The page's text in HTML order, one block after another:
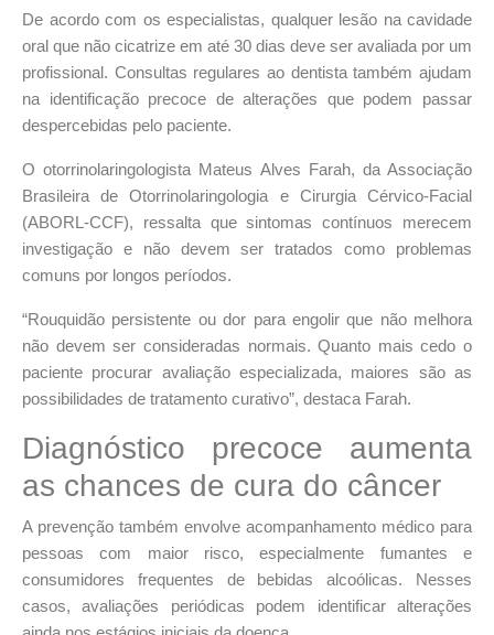
De acordo com os especialistas, qualquer lesão na cavidade
oral que não cicatrize em até 30 dias deve ser avaliada por um
profissional. Consultas regulares ao dentista também ajudam
na identificação precoce de alterações que podem passar
despercebidas pelo paciente.
O otorrinolaringologista Mateus Alves Farah, da Associação
Brasileira de Otorrinolaringologia e Cirurgia Cérvico-Facial
(ABORL-CCF), ressalta que sintomas contínuos merecem
investigação e não devem ser tratados como problemas
comuns por longos períodos.
“Rouquidão persistente ou dor para engolir que não melhora
não devem ser consideradas normais. Quanto mais cedo o
paciente procurar avaliação especializada, maiores são as
possibilidades de tratamento curativo”, destaca Farah.
Diagnóstico precoce aumenta
as chances de cura do câncer
A prevenção também envolve acompanhamento médico para
pessoas com maior risco, especialmente fumantes e
consumidores frequentes de bebidas alcoólicas. Nesses
casos, avaliações periódicas podem identificar alterações